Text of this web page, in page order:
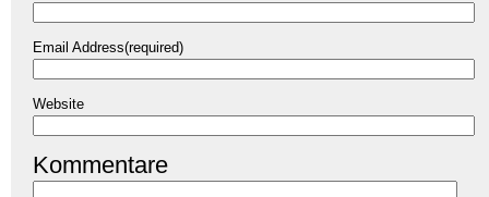
Email Address(required)
Website
Kommentare